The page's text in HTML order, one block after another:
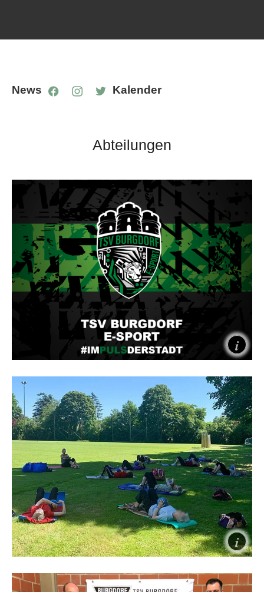
News Kalender
Abteilungen
E-Sport
WILLKOMMEN BEI TSV Burgdorf E-Sport